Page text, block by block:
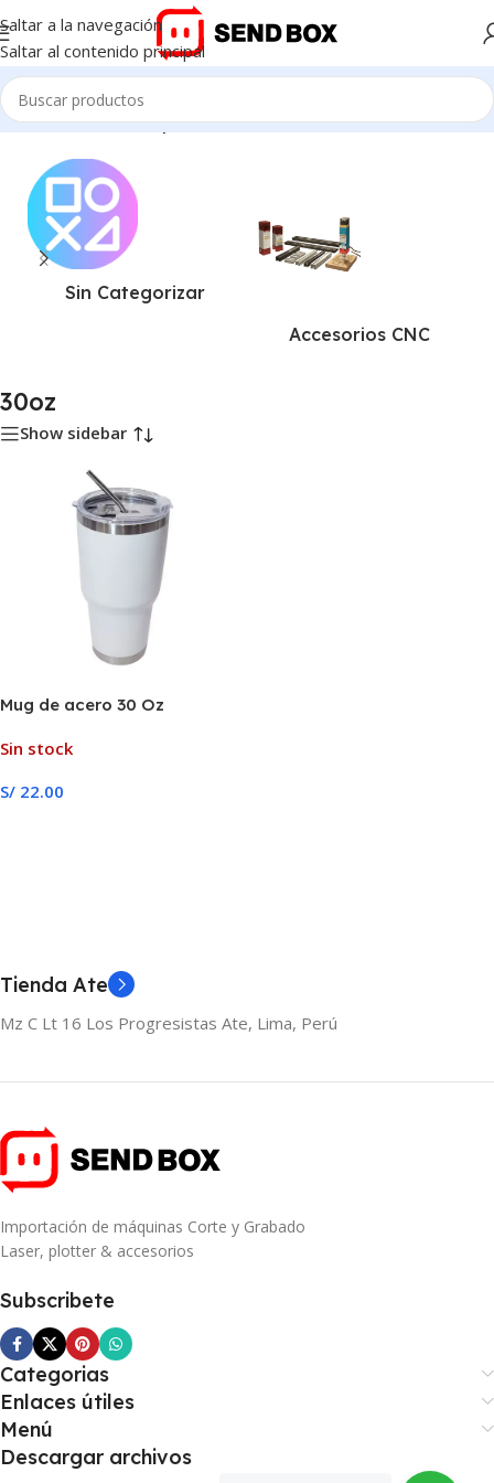
Saltar a la navegación
Saltar al contenido principal
Inicio/Productos etiquetados “30oz”
Sin Categorizar
Accesorios CNC
30oz
Show sidebar
Mug de acero 30 Oz
Sin stock
S/ 22.00
Tienda Ate
Mz C Lt 16 Los Progresistas Ate, Lima, Perú
Importación de máquinas Corte y Grabado
Laser, plotter & accesorios
Subscribete
Categorias
Enlaces útiles
Menú
Descargar archivos